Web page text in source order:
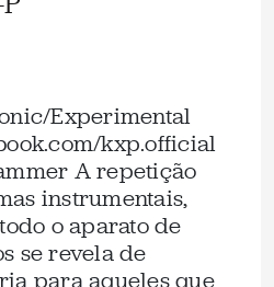
Experimental
kxp.official
A repetição
instrumentais,
o aparato de
se revela de
para aqueles que